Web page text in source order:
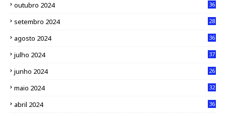
outubro 2024 36
setembro 2024 28
agosto 2024 36
julho 2024 37
junho 2024 26
maio 2024 32
abril 2024 36